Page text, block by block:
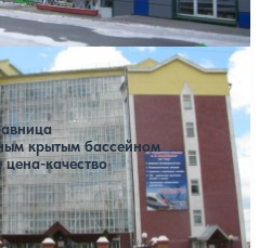
крытым бассейном
качество
Крытый бассейн
мест на выбранные даты
другой вариант